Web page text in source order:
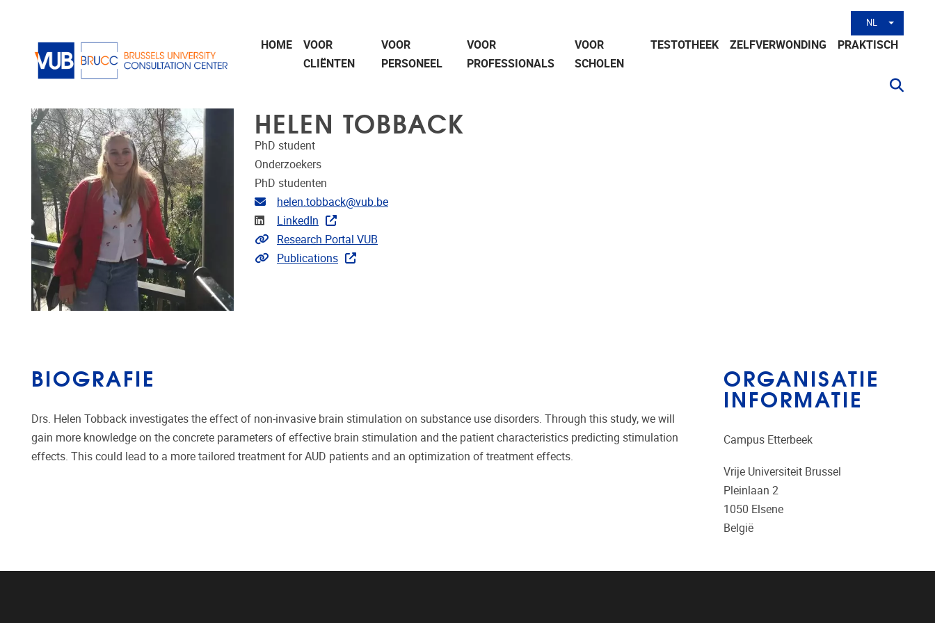
NL Andere
HOME
VOOR
CLIËNTEN
VOOR
PERSONEEL
VOOR
PROFESSIONALS
VOOR
SCHOLEN
TESTOTHEEK ZELFVERWONDING PRAKTISCH
HELEN TOBBACK
PhD student
Onderzoekers
PhD studenten
E-mailadres
helen.tobback@vub.be
LinkedIn
LinkedIn
Link naar CRIS
Research Portal VUB
Link naar publicaties
Publications
BIOGRAFIE
Drs. Helen Tobback investigates the effect of non-invasive brain stimulation on substance use disorders. Through this study, we will
gain more knowledge on the concrete parameters of effective brain stimulation and the patient characteristics predicting stimulation
effects. This could lead to a more tailored treatment for AUD patients and an optimization of treatment effects.
ORGANISATIE
INFORMATIE
Campus Etterbeek
Vrije Universiteit Brussel
Pleinlaan 2
1050 Elsene
België